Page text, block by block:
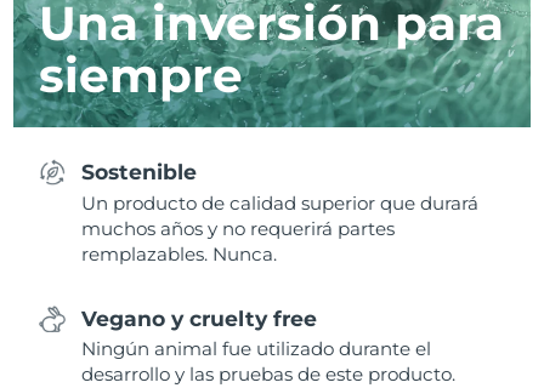
Una inversión para
siempre
Sostenible
Un producto de calidad superior que durará
muchos años y no requerirá partes
remplazables. Nunca.
Vegano y cruelty free
Ningún animal fue utilizado durante el
desarrollo y las pruebas de este producto.